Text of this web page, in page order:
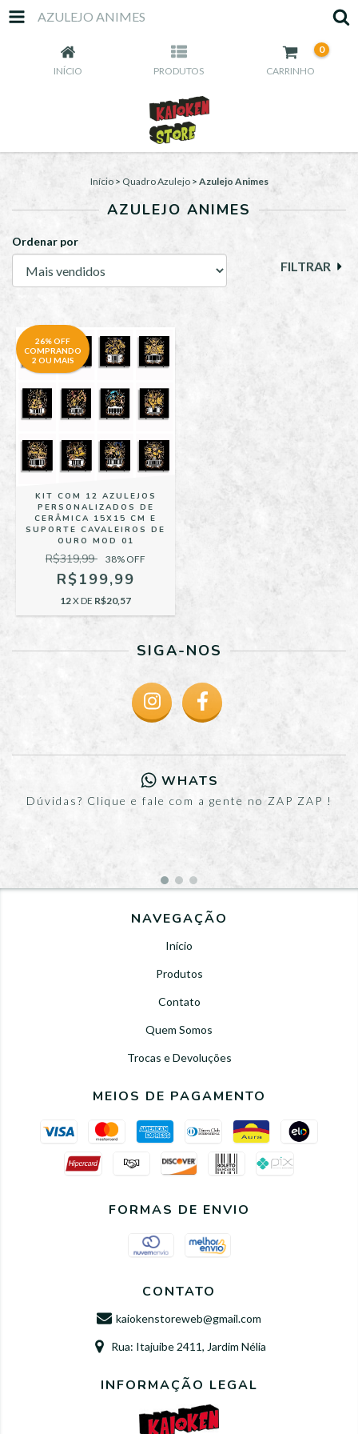
AZULEJO ANIMES
INÍCIO PRODUTOS CARRINHO
0
Início > Quadro Azulejo > Azulejo Animes
AZULEJO ANIMES
Ordenar por
FILTRAR
26% OFF
COMPRANDO
2 OU MAIS
KIT COM 12 AZULEJOS
PERSONALIZADOS DE
CERÂMICA 15X15 CM E
SUPORTE CAVALEIROS DE
OURO MOD 01
R$319,99 38% OFF
R$199,99
12X DE R$20,57
SIGA-NOS
WHATS
Dúvidas? Clique e fale com a gente no ZAP ZAP !
NAVEGAÇÃO
Início
Produtos
Contato
Quem Somos
Trocas e Devoluções
MEIOS DE PAGAMENTO
FORMAS DE ENVIO
CONTATO
kaiokenstoreweb@gmail.com
Rua: Itajuibe 2411, Jardim Nélia
INFORMAÇÃO LEGAL